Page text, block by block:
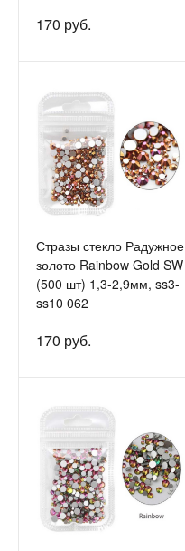
170 руб.
Стразы стекло Радужное
золото Rainbow Gold SW
(500 шт) 1,3-2,9мм, ss3-
ss10 062
170 руб.